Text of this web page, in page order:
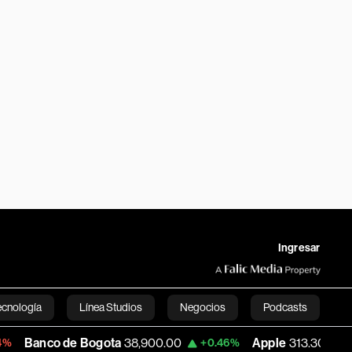
Ingresar
Línea Studios Negocios Podcasts
English
Bogota 38,900.00 +0.46% Apple 313.305 +0.25%